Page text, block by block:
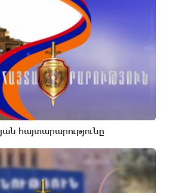
հայտարարությունը